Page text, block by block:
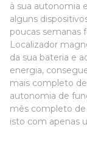
à sua autonomia
alguns
poucas semanas
Localizador
da sua bateria e
energia,
mais completo
autonomia de
mês completo
isto com apenas